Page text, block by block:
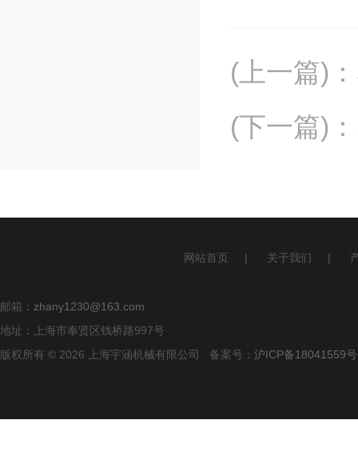
(上一篇) ：
(下一篇) ：
网站首页 | 关于我们 |
邮箱： zhany1230@163.com
地址：上海市奉贤区钱桥路997号
版权所有 © 2026 上海宇涵机械有限公司 备案号： 沪ICP备18041559